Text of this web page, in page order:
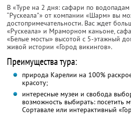
В «Туре на 2 дня: сафари по
“Рускеала"» от компании «Шарм» вы
достопримечательности. Вас ждет
«Рускеала» и Мраморном каньоне,
«Белые мосты» высотой с 5-этажный
живой истории «Город викингов».
Преимущества тура:
природа Карелии на 100%
красоту;
интересные музеи и свобода
возможность выбирать: посетить
Сортавале или интерактивный